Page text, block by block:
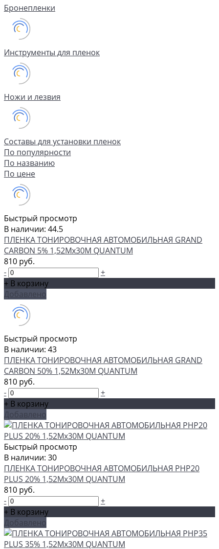
Бронепленки
Инструменты для пленок
Ножи и лезвия
Составы для установки пленок
По популярности
По названию
По цене
Быстрый просмотр
В наличии: 44.5
ПЛЕНКА ТОНИРОВОЧНАЯ АВТОМОБИЛЬНАЯ GRAND
CARBON 5% 1,52Мх30М QUANTUM
810 руб.
-
+
+ В корзину
Добавлено
Быстрый просмотр
В наличии: 43
ПЛЕНКА ТОНИРОВОЧНАЯ АВТОМОБИЛЬНАЯ GRAND
CARBON 50% 1,52Мх30М QUANTUM
810 руб.
-
+
+ В корзину
Добавлено
Быстрый просмотр
В наличии: 30
ПЛЕНКА ТОНИРОВОЧНАЯ АВТОМОБИЛЬНАЯ PHP20
PLUS 20% 1,52Мх30М QUANTUM
810 руб.
-
+
+ В корзину
Добавлено